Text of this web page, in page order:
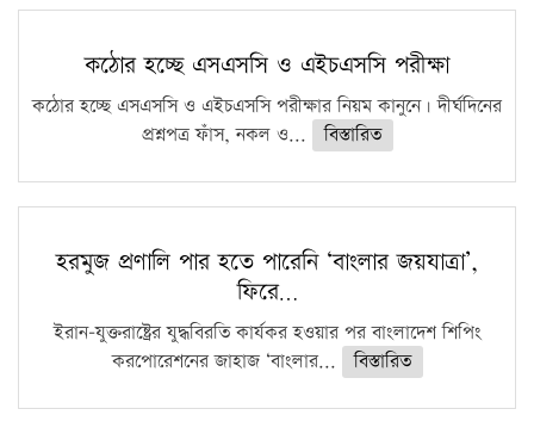
কঠোর হচ্ছে এসএসসি ও এইচএসসি পরীক্ষা
কঠোর হচ্ছে এসএসসি ও এইচএসসি পরীক্ষার নিয়ম কানুনে। দীর্ঘদিনের
প্রশ্নপত্র ফাঁস, নকল ও...
বিস্তারিত
হরমুজ প্রণালি পার হতে পারেনি ‘বাংলার জয়যাত্রা’,
ফিরে…
ইরান-যুক্তরাষ্ট্রের যুদ্ধবিরতি কার্যকর হওয়ার পর বাংলাদেশ শিপিং
করপোরেশনের জাহাজ ‘বাংলার...
বিস্তারিত